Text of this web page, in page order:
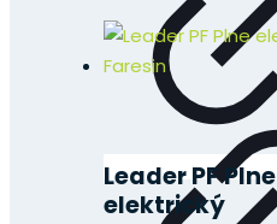
Leader PF Plne
elektrický